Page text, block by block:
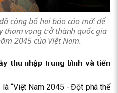
công bố hai báo cáo mới để
tham vọng trở thành quốc gia
2045 của Việt Nam.
thu nhập trung bình và tiến
“Việt Nam 2045 - Đột phá thể